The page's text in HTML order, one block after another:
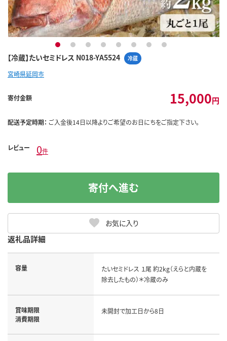
【冷蔵】たいセミドレス N018-YA5524 冷蔵
1 2 3 4 5 6 7 8
宮崎県延岡市
寄付金額 15,000円
配送予定時期： ご入金後14日以降よりご希望のお日にちをご指定下さい。
レビュー 0件
お気に入り
寄付へ進む
返礼品詳細
容量
たいセミドレス １尾 約2kg（えらと内蔵を
除去したもの）＊冷蔵のみ
賞味期限
消費期限
未開封で加工日から8日